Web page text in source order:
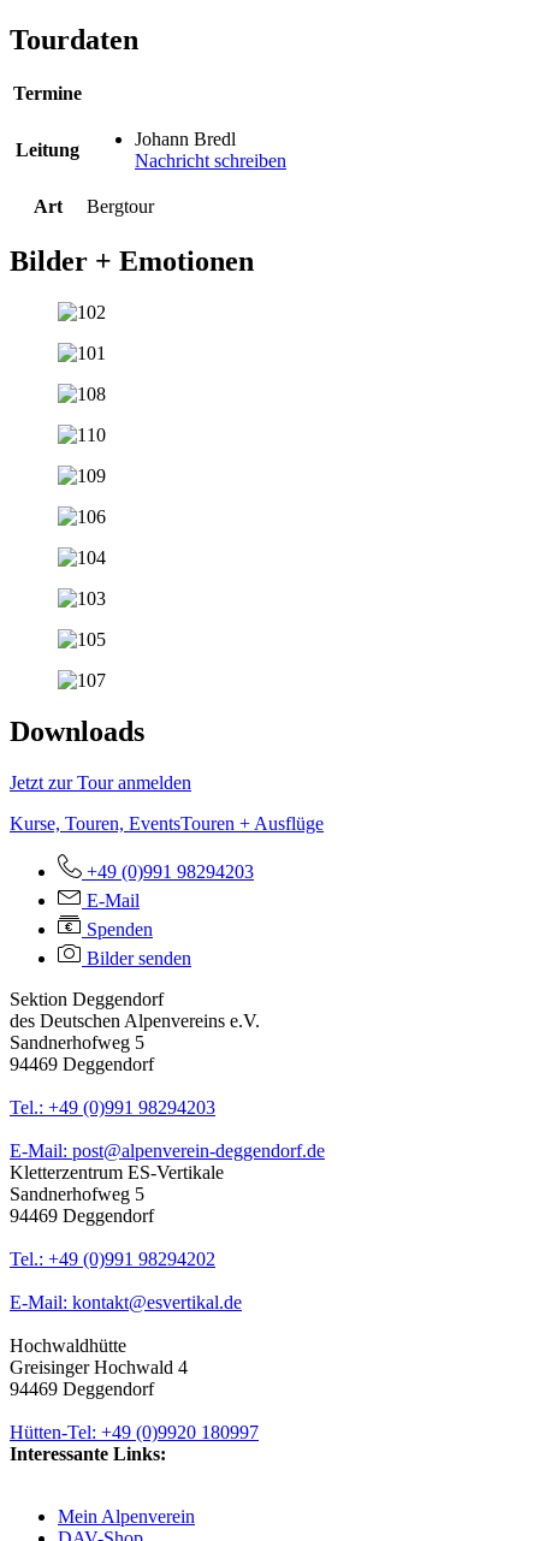
Tourdaten
Termine
Leitung
Johann Bredl
Nachricht schreiben
Art Bergtour
Bilder + Emotionen
Downloads
Jetzt zur Tour anmelden
Kurse, Touren, EventsTouren + Ausflüge
+49 (0)991 98294203
E-Mail
Spenden
Bilder senden
Sektion Deggendorf
des Deutschen Alpenvereins e.V.
Sandnerhofweg 5
94469 Deggendorf
Tel.: +49 (0)991 98294203
E-Mail: post@alpenverein-deggendorf.de
Kletterzentrum ES-Vertikale
Sandnerhofweg 5
94469 Deggendorf
Tel.: +49 (0)991 98294202
E-Mail: kontakt@esvertikal.de
Hochwaldhütte
Greisinger Hochwald 4
94469 Deggendorf
Hütten-Tel: +49 (0)9920 180997
Interessante Links:
Mein Alpenverein